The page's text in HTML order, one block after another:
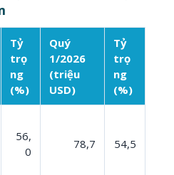
Tỷ
trọ
ng
(%)
Quý
1/2026
(triệu
USD)
Tỷ
trọ
ng
(%)
56,
0
78,7 54,5